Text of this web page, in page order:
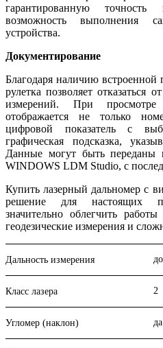
гарантированную точность
возможность выполнения
устройства.
Документирование
Благодаря наличию встроенной
рулетка позволяет отказаться
измерений. При
отображается не только
цифровой показатель с
графическая подсказка,
Данные могут быть
WINDOWS LDM Studio, с
Купить лазерный дальномер с
решение для настоящих
значительно облегчить
геодезические измерения и
Дальность измерения
Класс лазера 2
Угломер (наклон) да